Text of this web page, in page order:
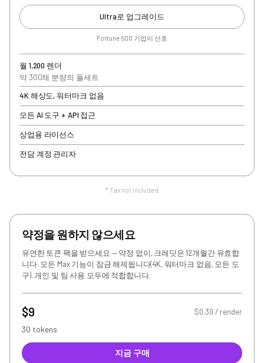
Ultra로 업그레이드
Fortune 500 기업이 선호
월 1,200 렌더
약 300채 분량의 풀세트
4K 해상도, 워터마크 없음
모든 AI 도구 + API 접근
상업용 라이선스
전담 계정 관리자
* Tax not included
약정을 원하지 않으세요
유연한 토큰 팩을 받으세요 — 약정 없이, 크레딧은 12개월간 유효합
니다. 모든 Max 기능이 잠금 해제됩니다(4K, 워터마크 없음, 모든 도
구). 개인 및 팀 사용 모두에 적합합니다.
$9 $0.30 / render
30 tokens
지금 구매